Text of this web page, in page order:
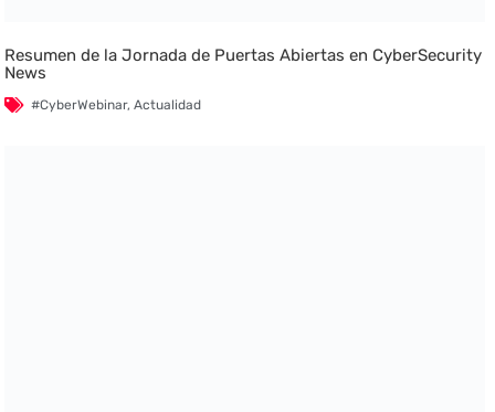
Resumen de la Jornada de Puertas Abiertas en CyberSecurity
News
#CyberWebinar,Actualidad